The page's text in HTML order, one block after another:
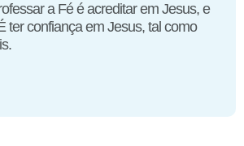
a Fé é acreditar em Jesus, e
ter confiança em Jesus, tal como